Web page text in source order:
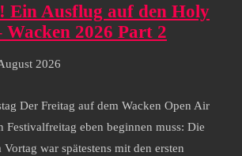
Ein Ausflug auf den Holy
Wacken 2026 Part 2
2026
Der Freitag auf dem Wacken Open Air
Festivalfreitag eben beginnen muss: Die
war spätestens mit den ersten